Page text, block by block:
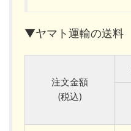
▼ヤマト運輸の送料
注文金額
(税込)